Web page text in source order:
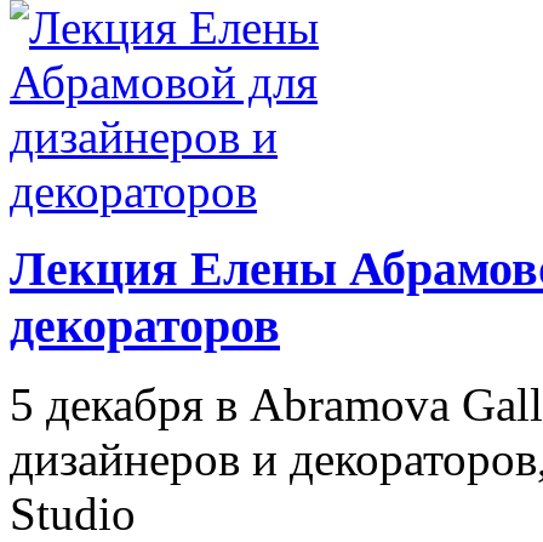
Лекция Елены
декораторов
5 декабря в Abramova
дизайнеров и
Studio